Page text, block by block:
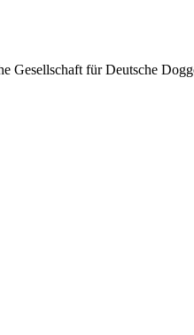
Gesellschaft für Deutsche